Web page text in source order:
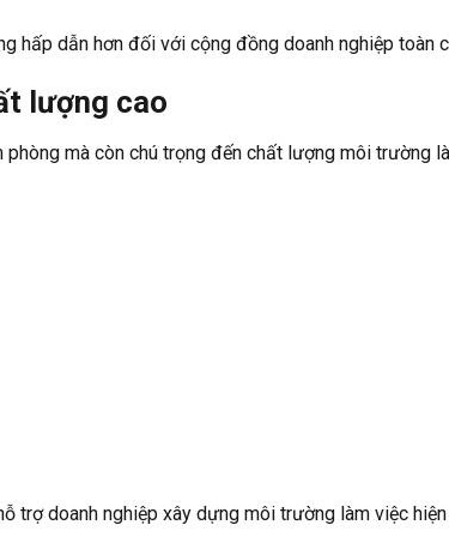
hấp dẫn hơn đối với cộng đồng doanh nghiệp toàn
lượng cao
mà còn chú trọng đến chất lượng môi trường
trợ doanh nghiệp xây dựng môi trường làm việc